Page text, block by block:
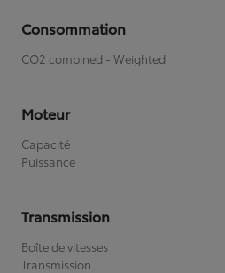
Consommation
CO2 combined - Weighted
Moteur
Capacité
Puissance
Transmission
Boîte de vitesses
Transmission